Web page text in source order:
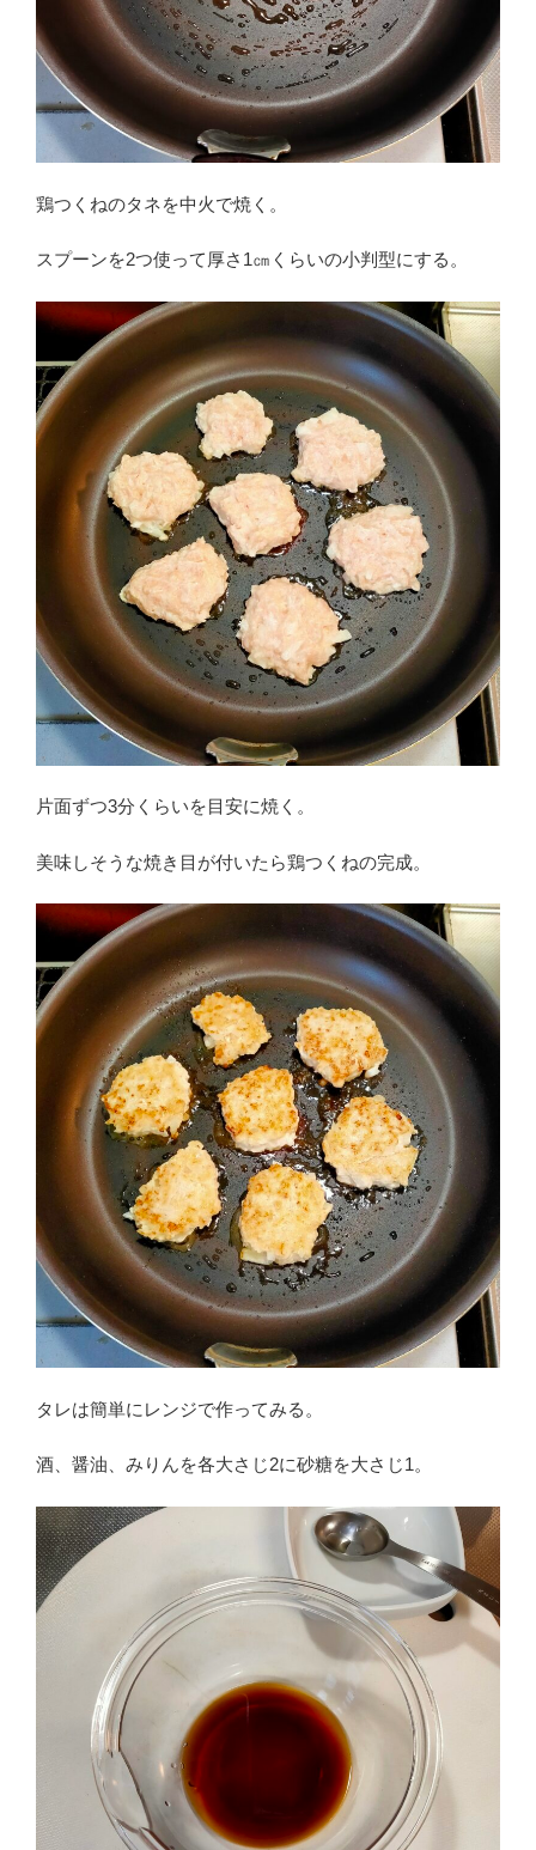
鶏つくねのタネを中火で焼く。
スプーンを2つ使って厚さ1㎝くらいの小判型にする。
片面ずつ3分くらいを目安に焼く。
美味しそうな焼き目が付いたら鶏つくねの完成。
タレは簡単にレンジで作ってみる。
酒、醤油、みりんを各大さじ2に砂糖を大さじ1。